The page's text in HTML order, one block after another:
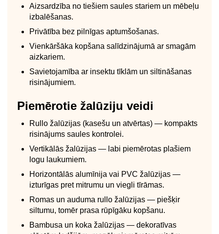
Aizsardzība no tiešiem saules stariem un mēbeļu
izbalēšanas.
Privātība bez pilnīgas aptumšošanas.
Vienkāršāka kopšana salīdzinājumā ar smagām
aizkariem.
Savietojamība ar insektu tīklām un siltināšanas
risinājumiem.
Piemērotie žalūziju veidi
Rullo žalūzijas (kasešu un atvērtas) — kompakts
risinājums saules kontrolei.
Vertikālās žalūzijas — labi piemērotas plašiem
logu laukumiem.
Horizontālās alumīnija vai PVC žalūzijas —
izturīgas pret mitrumu un viegli tīrāmas.
Romas un auduma rullo žalūzijas — piešķir
siltumu, tomēr prasa rūpīgāku kopšanu.
Bambusa un koka žalūzijas — dekoratīvas